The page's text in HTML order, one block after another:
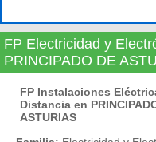
FP Electricidad y
PRINCIPADO DE
FP Instalaciones
Distancia en
ASTURIAS